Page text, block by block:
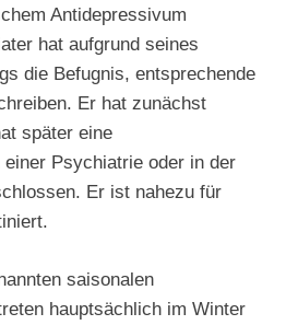
Antidepressivum
hat aufgrund seines
die Befugnis, entsprechende
Er hat zunächst
später eine
Psychiatrie oder in der
Er ist nahezu für
saisonalen
hauptsächlich im Winter